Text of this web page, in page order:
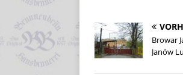
Browar
Janów